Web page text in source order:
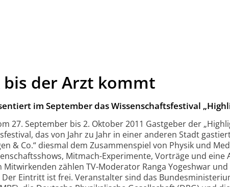
bis der Arzt kommt
im September das Wissenschaftsfestival
27. September bis 2. Oktober 2011 Gastgeber der
das von Jahr zu Jahr in einer anderen Stadt
& Co.“ diesmal dem Zusammenspiel von Physik und
Mitmach-Experimente, Vorträge und eine
Mitwirkenden zählen TV-Moderator Ranga Yogeshwar
Der Eintritt ist frei. Veranstalter sind das